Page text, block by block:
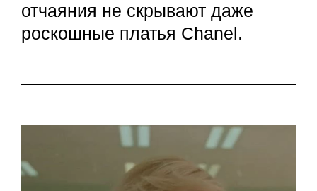
отчаяния не скрывают даже
роскошные платья Chanel.